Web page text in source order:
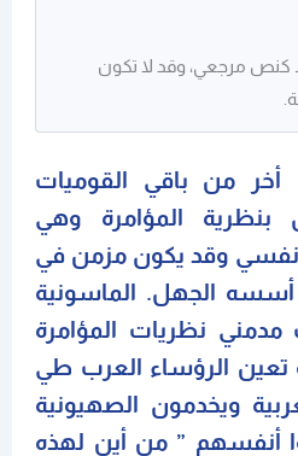
03/2018. حُفظ كنص مرجعي، وقد لا تكون
من باقي القوميات
بنظرية المؤامرة وهي
وقد يكون مزمن في
أسسه الجهل. الماسونية
نظريات المؤامرة
الرؤساء العرب طي
ويخدمون الصهيونية
أنفسهم ” من أين لهذه